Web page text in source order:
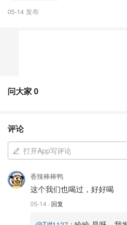
05-14 发布
问大家0
评论
打开App写评论
香辣棒棒鸭
这个我们也喝过，好好喝
05-14 · 回复